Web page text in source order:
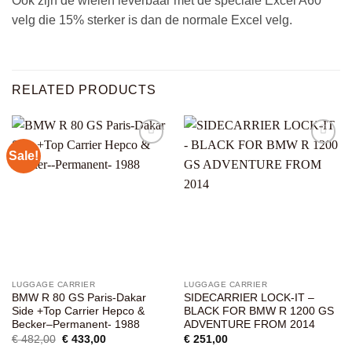
velg die 15% sterker is dan de normale Excel velg.
RELATED PRODUCTS
Sale!
wishlist
LUGGAGE CARRIER
BMW R 80 GS Paris-Dakar
Side +Top Carrier Hepco &
Becker–Permanent- 1988
€482,00 Original
€433,00Current
wishlist
LUGGAGE CARRIER
SIDECARRIER LOCK-IT –
BLACK FOR BMW R 1200 GS
ADVENTURE FROM 2014
€251,00